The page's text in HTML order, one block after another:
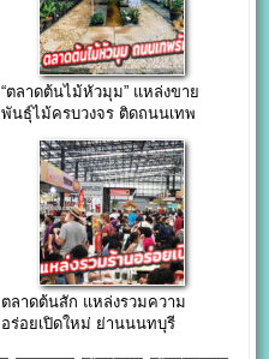
“ตลาดต้นไม้หัวมุม” แหล่งขาย
พันธุ์ไม้ครบวงจร ติดถนนเทพ
ตลาดต้นสัก แหล่งรวมความ
อร่อยเปิดใหม่ ย่านนนทบุรี